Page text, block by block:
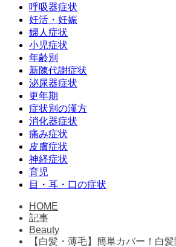
呼吸器症状
妊活・妊娠
婦人症状
小児症状
年齢別
新陳代謝症状
泌尿器症状
更年期
症状別の漢方
消化器症状
痛み症状
皮膚症状
神経症状
育児
目・耳・口の症状
HOME
記事
Beauty
【白髪・薄毛】簡単カバー！白